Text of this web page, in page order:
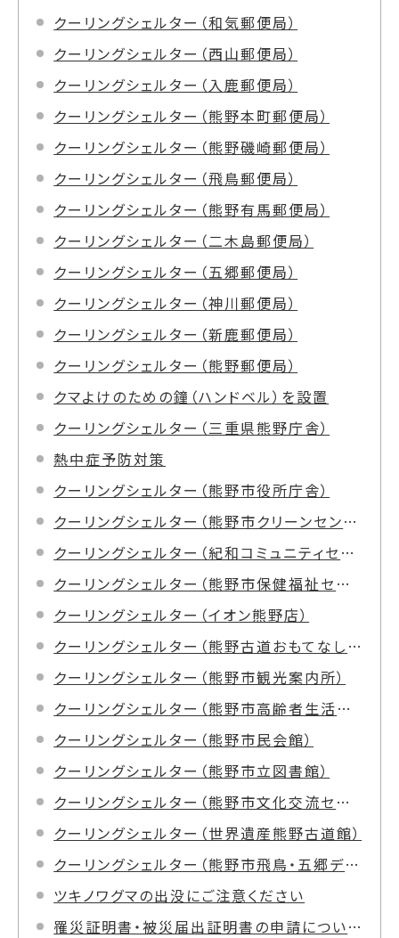
クーリングシェルター（和気郵便局）
クーリングシェルター（西山郵便局）
クーリングシェルター（入鹿郵便局）
クーリングシェルター（熊野本町郵便局）
クーリングシェルター（熊野磯崎郵便局）
クーリングシェルター（飛鳥郵便局）
クーリングシェルター（熊野有馬郵便局）
クーリングシェルター（二木島郵便局）
クーリングシェルター（五郷郵便局）
クーリングシェルター（神川郵便局）
クーリングシェルター（新鹿郵便局）
クーリングシェルター（熊野郵便局）
クマよけのための鐘（ハンドベル）を設置
クーリングシェルター（三重県熊野庁舎）
熱中症予防対策
クーリングシェルター（熊野市役所庁舎）
クーリングシェルター（熊野市クリーンセンター）
クーリングシェルター（紀和コミュニティセンター）
クーリングシェルター（熊野市保健福祉センター）
クーリングシェルター（イオン熊野店）
クーリングシェルター（熊野古道おもてなし館）
クーリングシェルター（熊野市観光案内所）
クーリングシェルター（熊野市高齢者生活福祉センター）
クーリングシェルター（熊野市民会館）
クーリングシェルター（熊野市立図書館）
クーリングシェルター（熊野市文化交流センター）
クーリングシェルター（世界遺産熊野古道館）
クーリングシェルター（熊野市飛鳥・五郷デイサービスセンター）
ツキノワグマの出没にご注意ください
罹災証明書・被災届出証明書の申請について